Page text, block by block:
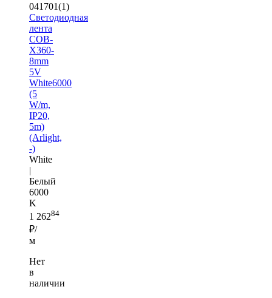
041701(1)
Светодиодная
лента
COB-
X360-
8mm
5V
White6000
(5
W/m,
IP20,
5m)
(Arlight,
-)
White
|
Белый
6000
K
1 26284
₽/
м
Нет
в
наличии